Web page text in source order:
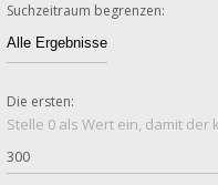
Suchzeitraum begrenzen:
Die ersten:
Stelle 0 als Wert ein, damit